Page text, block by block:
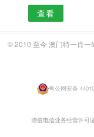
查看
© 2010 至今 澳门特一肖
粤公网安备
增值电信业务经营许可